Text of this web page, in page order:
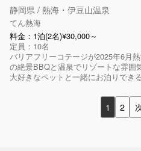
静岡県 / 熱海・伊豆山温泉
てん熱海
料金：1泊(2名)¥30,000～
定員：10名
バリアフリーコテージが2025年6月
の絶景BBQと温泉でリゾートな雰囲
大好きなペットと一緒にお泊りでき
1 2